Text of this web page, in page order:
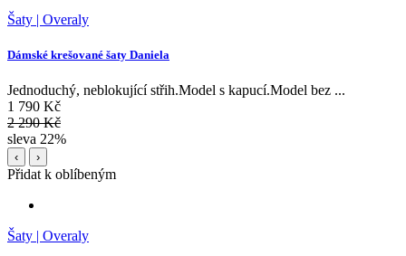
Šaty | Overaly
Dámské krešované šaty Daniela
Jednoduchý, neblokující střih.Model s kapucí.Model bez ...
1 790 Kč
2 290 Kč
sleva 22%
‹ ›
Přidat k oblíbeným
Šaty | Overaly